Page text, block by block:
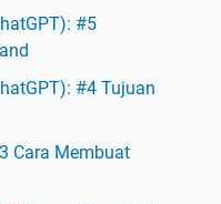
#5
#4 Tujuan
Cara Membuat